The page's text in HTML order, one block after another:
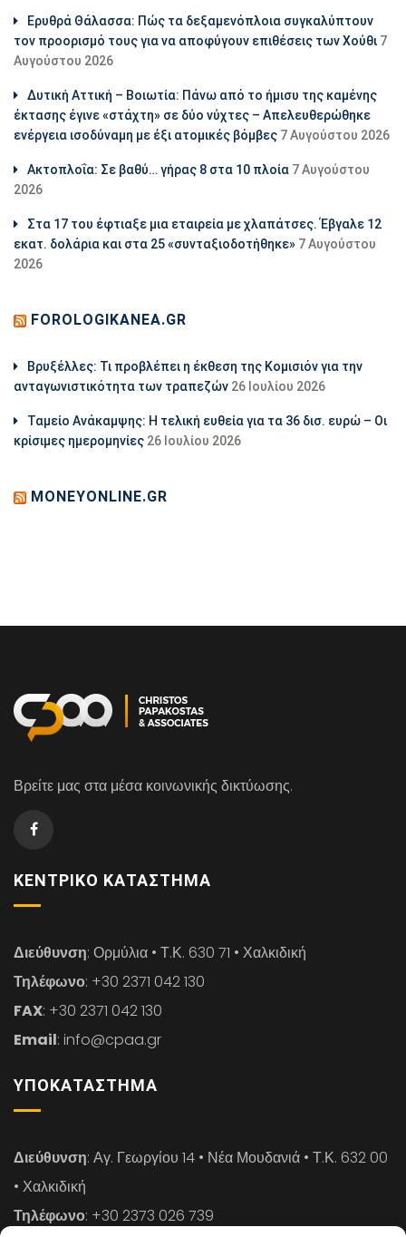
Ερυθρά Θάλασσα: Πώς τα δεξαμενόπλοια συγκαλύπτουν
τον προορισμό τους για να αποφύγουν επιθέσεις των Χούθι 7
Αυγούστου 2026
Δυτική Αττική – Βοιωτία: Πάνω από το ήμισυ της καμένης
έκτασης έγινε «στάχτη» σε δύο νύχτες – Απελευθερώθηκε
ενέργεια ισοδύναμη με έξι ατομικές βόμβες 7 Αυγούστου 2026
Ακτοπλοΐα: Σε βαθύ… γήρας 8 στα 10 πλοία 7 Αυγούστου
2026
Στα 17 του έφτιαξε μια εταιρεία με χλαπάτσες. Έβγαλε 12
εκατ. δολάρια και στα 25 «συνταξιοδοτήθηκε» 7 Αυγούστου
2026
FOROLOGIKANEA.GR
Βρυξέλλες: Τι προβλέπει η έκθεση της Κομισιόν για την
ανταγωνιστικότητα των τραπεζών 26 Ιουλίου 2026
Ταμείο Ανάκαμψης: Η τελική ευθεία για τα 36 δισ. ευρώ – Οι
κρίσιμες ημερομηνίες 26 Ιουλίου 2026
MONEYONLINE.GR
Βρείτε μας στα μέσα κοινωνικής δικτύωσης.
ΚΕΝΤΡΙΚΌ ΚΑΤΆΣΤΗΜΑ
Διεύθυνση: Ορμύλια • Τ.Κ. 630 71 • Χαλκιδική
Τηλέφωνο: +30 2371 042 130
FAX: +30 2371 042 130
Email: info@cpaa.gr
ΥΠΟΚΑΤΆΣΤΗΜΑ
Διεύθυνση: Αγ. Γεωργίου 14 • Νέα Μουδανιά • Τ.Κ. 632 00
• Χαλκιδική
Τηλέφωνο: +30 2373 026 739